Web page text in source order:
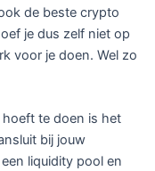
de beste crypto
je dus zelf niet op
voor je doen. Wel zo
te doen is het
bij jouw
liquidity pool en